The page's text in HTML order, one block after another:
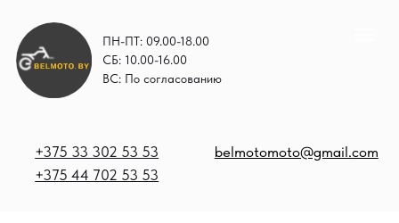
ПН-ПТ: 09.00-18.00
СБ: 10.00-16.00
ВС: По согласованию